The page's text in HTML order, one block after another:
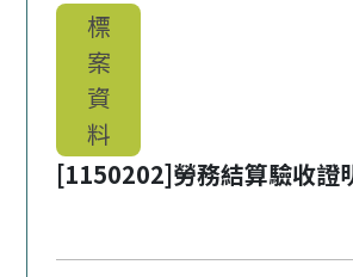
標
案
資
料
[1150202]勞務結算驗收證